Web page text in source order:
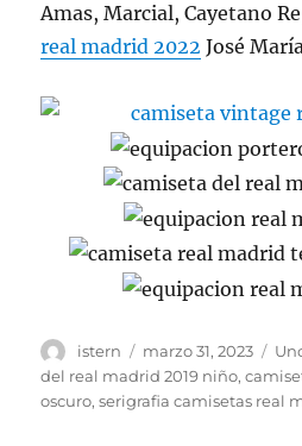
Amas, Marcial, Cayetano
real madrid 2022 José
Autor
istern
Publicado
el
marzo 31, 2023
del real madrid 2019 niño,
oscuro,serigrafia camisetas real